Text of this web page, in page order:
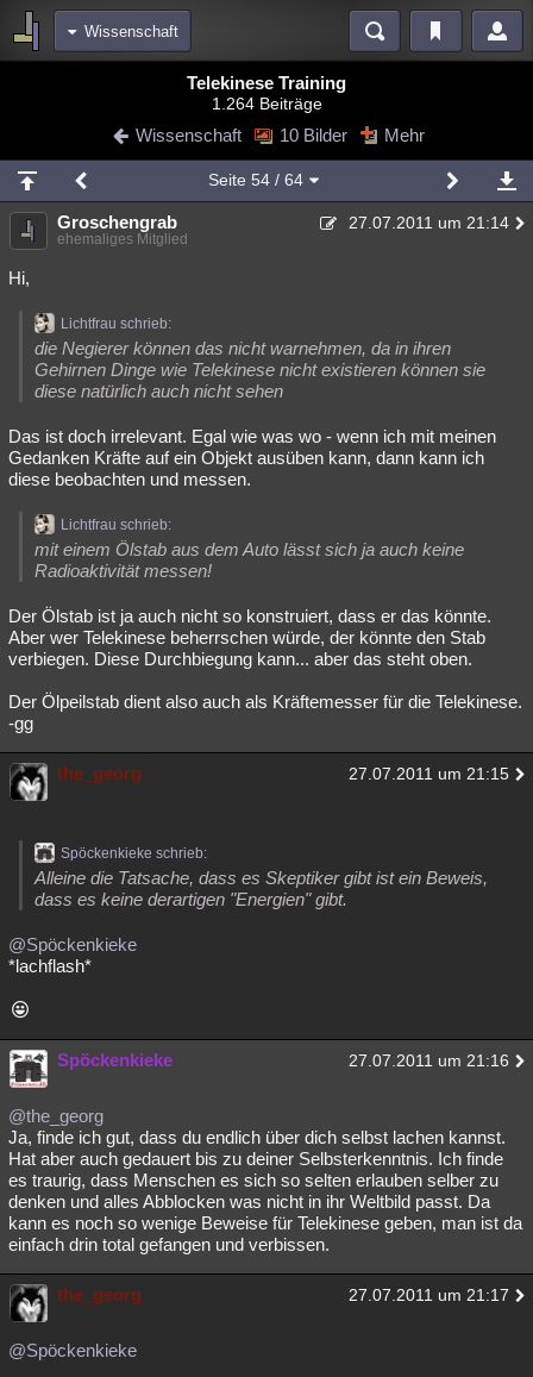
Wissenschaft
Blogs Videos
Chat Wiki Neuigkeiten
meine Rubriken
Menschen Wissenschaft Mystery Kriminalfälle
Natur Umfragen
weitere Rubriken
Philosophie Träume Orte
Astronomie Helpdesk Gruppen Gaming Filme
Musik Clash Verbesserungen
Übersichten
Besucht Teilgenommen Alle Neue Geschlossen
Lesenswert Schlüsselwörter
Telekinese Training
1.264 Beiträge
Wissenschaft 10 Bilder Mehr
Seite 54/ 64
Groschengrab 27.07.2011 um 21:14
ehemaliges Mitglied
Hi,
Lichtfrau schrieb:
die Negierer können das nicht warnehmen, da in ihren
Gehirnen Dinge wie Telekinese nicht existieren können sie
diese natürlich auch nicht sehen
Das ist doch irrelevant. Egal wie was wo - wenn ich mit meinen
Gedanken Kräfte auf ein Objekt ausüben kann, dann kann ich
diese beobachten und messen.
Lichtfrau schrieb:
mit einem Ölstab aus dem Auto lässt sich ja auch keine
Radioaktivität messen!
Der Ölstab ist ja auch nicht so konstruiert, dass er das könnte.
Aber wer Telekinese beherrschen würde, der könnte den Stab
verbiegen. Diese Durchbiegung kann... aber das steht oben.
Der Ölpeilstab dient also auch als Kräftemesser für die Telekinese.
-gg
the_georg 27.07.2011 um 21:15
Spöckenkieke schrieb:
Alleine die Tatsache, dass es Skeptiker gibt ist ein Beweis,
dass es keine derartigen "Energien" gibt.
@Spöckenkieke
*lachflash*
Spöckenkieke 27.07.2011 um 21:16
@the_georg
Ja, finde ich gut, dass du endlich über dich selbst lachen kannst.
Hat aber auch gedauert bis zu deiner Selbsterkenntnis. Ich finde
es traurig, dass Menschen es sich so selten erlauben selber zu
denken und alles Abblocken was nicht in ihr Weltbild passt. Da
kann es noch so wenige Beweise für Telekinese geben, man ist da
einfach drin total gefangen und verbissen.
the_georg 27.07.2011 um 21:17
@Spöckenkieke